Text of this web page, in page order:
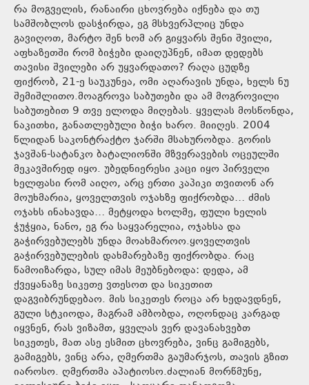
რა მოგველის, რანაირი ცხოვრება იქნება და თუ
სამშობლოს დასჭირდა, ეგ მსხვერპლიც უნდა
გავიღოთ, მარტო შენ ხომ არ გიყვარს შენი შვილი,
აფხაზეთში რომ ბიჭები დაიღუპნენ, იმათ დედებს
თავისი შვილები არ უყვარდათო? რაღა ცუდზე
ფიქრობ, 21-ე საუკუნეა, ომი აღარავის უნდა, ხელს ნუ
შემიშლითო.მოაგროვა საბუთები და ამ მოგროვილი
საბუთებით 9 თვე ელოდა მიღებას. ყველას მოსწონდა,
ნაკითხი, განათლებული ბიჭი ხარო. მიიღეს. 2004
წლიდან საკონტრაქტო ჯარში მსახურობდა. გორის
ჯავშან-სატანკო ბატალიონში მზვერავების ოცეულში
მეკავშირედ იყო. უბედნიერესი კაცი იყო პირველი
ხელფასი რომ აიღო, არც ერთი კაპიკი თვითონ არ
მოუხმარია, ყოველთვის ოჯახზე ფიქრობდა… ძმის
ოჯახს ინახავდა… მეტყოდა ხოლმე, ფული ხელის
ჭუჭყია, ნანო, ეგ რა საყვარელია, ოჯახსა და
გაჭირვებულებს უნდა მოახმაროო.ყოველთვის
გაჭირვებულების დახმარებაზე ფიქრობდა. რაც
წამოიზარდა, სულ იმას მეუბნებოდა: დედა, ამ
ქვეყანაზე სიკეთე ვთესოთ და სიკეთით
დაგვიბრუნდებაო. მის სიკეთეს როცა არ ხედავდნენ,
გული სტკიოდა, მაგრამ ამბობდა, ოღონდაც კარგად
იყვნენ, რას ვიზამთ, ყველას ვერ დავანახვებთ
სიკეთეს, მათ ასე ესმით ცხოვრება, ვინც გამიგებს,
გამიგებს, ვინც არა, ღმერთმა გაუმარჯოს, თავის გზით
იაროსო. ღმერთმა აპატიოსო.ძალიან მორწმუნე,